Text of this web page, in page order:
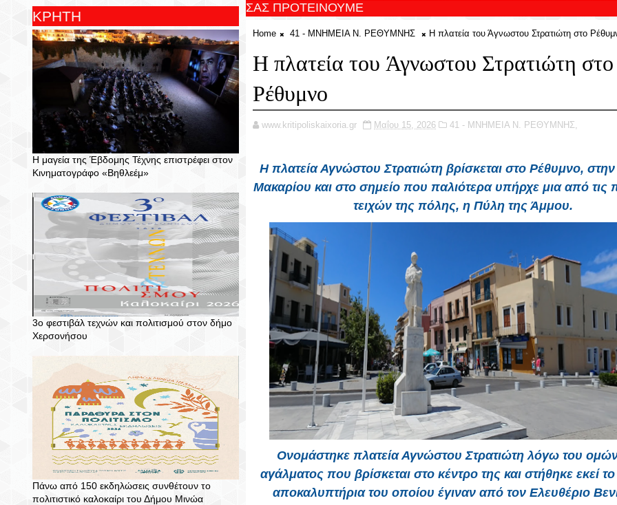
ΚΡΗΤΗ
Η μαγεία της Έβδομης Τέχνης επιστρέφει στον
Κινηματογράφο «Βηθλεέμ»
3ο φεστιβάλ τεχνών και πολιτισμού στον δήμο
Χερσονήσου
Πάνω από 150 εκδηλώσεις συνθέτουν το
πολιτιστικό καλοκαίρι του Δήμου Μινώα
ΣΑΣ ΠΡΟΤΕΙΝΟΥΜΕ
Home 41 - ΜΝΗΜΕΙΑ Ν. ΡΕΘΥΜΝΗΣ Η πλατεία του Άγνωστου Στρατιώτη στο
Η πλατεία του Άγνωστου Στρατιώτη στο
Ρέθυμνο
www.kritipoliskaixoria.gr Μαΐου 15, 2026 41 - ΜΝΗΜΕΙΑ Ν. ΡΕΘΥΜΝΗΣ,
Η πλατεία Αγνώστου Στρατιώτη βρίσκεται στο Ρέθυμνο,
Μακαρίου και στο σημείο που παλιότερα υπήρχε μια από τις
τειχών της πόλης, η Πύλη της Άμμου.
Ονομάστηκε πλατεία Αγνώστου Στρατιώτη λόγω του
αγάλματος που βρίσκεται στο κέντρο της και στήθηκε εκεί
αποκαλυπτήρια του οποίου έγιναν από τον Ελευθέριο